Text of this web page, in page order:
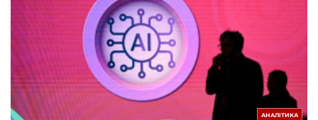
АНАЛІТИКА